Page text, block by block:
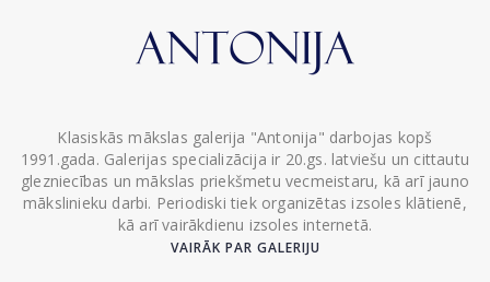
Klasiskās mākslas galerija "Antonija" darbojas kopš
1991.gada. Galerijas specializācija ir 20.gs. latviešu un cittautu
glezniecības un mākslas priekšmetu vecmeistaru, kā arī jauno
mākslinieku darbi. Periodiski tiek organizētas izsoles klātienē,
kā arī vairākdienu izsoles internetā.
VAIRĀK PAR GALERIJU